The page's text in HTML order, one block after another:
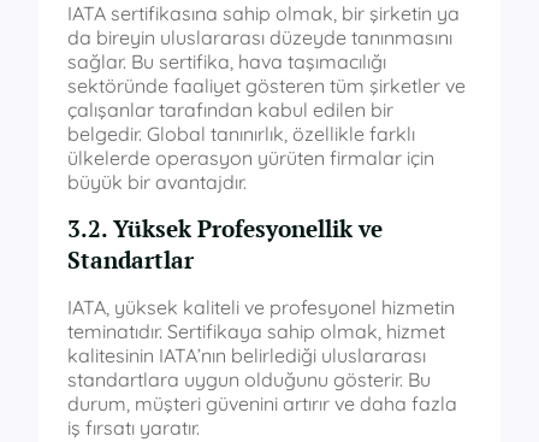
IATA sertifikasına sahip olmak, bir şirketin ya
da bireyin uluslararası düzeyde tanınmasını
sağlar. Bu sertifika, hava taşımacılığı
sektöründe faaliyet gösteren tüm şirketler ve
çalışanlar tarafından kabul edilen bir
belgedir. Global tanınırlık, özellikle farklı
ülkelerde operasyon yürüten firmalar için
büyük bir avantajdır.
3.2. Yüksek Profesyonellik ve
Standartlar
IATA, yüksek kaliteli ve profesyonel hizmetin
teminatıdır. Sertifikaya sahip olmak, hizmet
kalitesinin IATA’nın belirlediği uluslararası
standartlara uygun olduğunu gösterir. Bu
durum, müşteri güvenini artırır ve daha fazla
iş fırsatı yaratır.